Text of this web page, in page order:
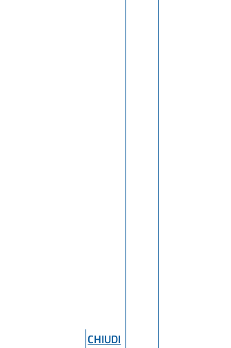
CHIUDI